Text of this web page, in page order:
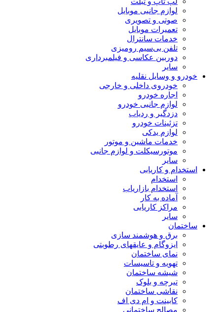
لوازم جانبی موبایل
صوتی و تصویری
تعمیرات موبایل
خدمات سانترال
تلفن بی‌سیم رومیزی
دوربین عکاسی و فیلمبرداری
سایر
خودرو و وسایل نقلیه
خودروی داخلی و خارجی
اجاره خودرو
لوازم جانبی خودرو
دزدگیر و ردیاب
تزئینات خودرو
لوازم یدکی
خدمات ماشین و موتور
موتورسیکلت و لوازم جانبی
سایر
استخدام و کاریابی
استخدام
استخدام بازاریاب
آماده به کار
مراکز کاریابی
سایر
ساختمان
برق و هوشمند سازی
ایزوگام و عایقهای رطوبتی
نمای ساختمان
تهویه و تاسیسات
شیشه ساختمان
تیرچه و بلوک
نقاشی ساختمان
کابینت و ام دی اف
مصالح ساختمانی